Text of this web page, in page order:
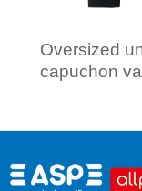
Oversized
capuchon